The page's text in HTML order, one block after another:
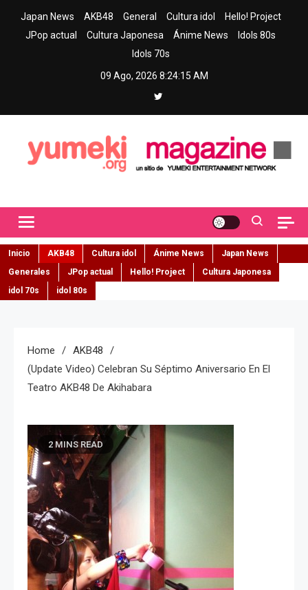
Japan News AKB48 General Cultura idol
Hello! Project
JPop actual
Cultura Japonesa Ánime News
Idols 80s
Idols 70s
09 Ago, 2026 8:24:17 AM
Inicio AKB48 Cultura idol Ánime News
Japan News
Generales
JPop actual Hello! Project
Cultura Japonesa
idol 70s
idol 80s
Home
AKB48
(Update Video) Celebran Su Séptimo Aniversario En El
Teatro AKB48 De Akihabara
2 MINS READ